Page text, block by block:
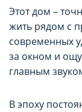
Этот дом –
жить рядом с
современных
за окном и
главным
В эпоху